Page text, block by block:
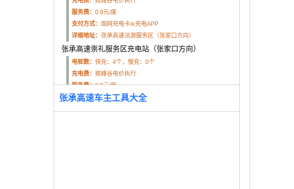
服务费： 0.8元/度
支付方式：
国网充电卡/e充电APP
详细地址： 张承高速沽源服务区（张家口方向）
张承高速崇礼服务区充电站（张家口方向）
电桩数： 快充：4个，慢充：0个
充电费： 按峰谷电价执行
服务费：0.8元/度
支付方式：国网充电卡/e充电APP
张承高速车主工具大全